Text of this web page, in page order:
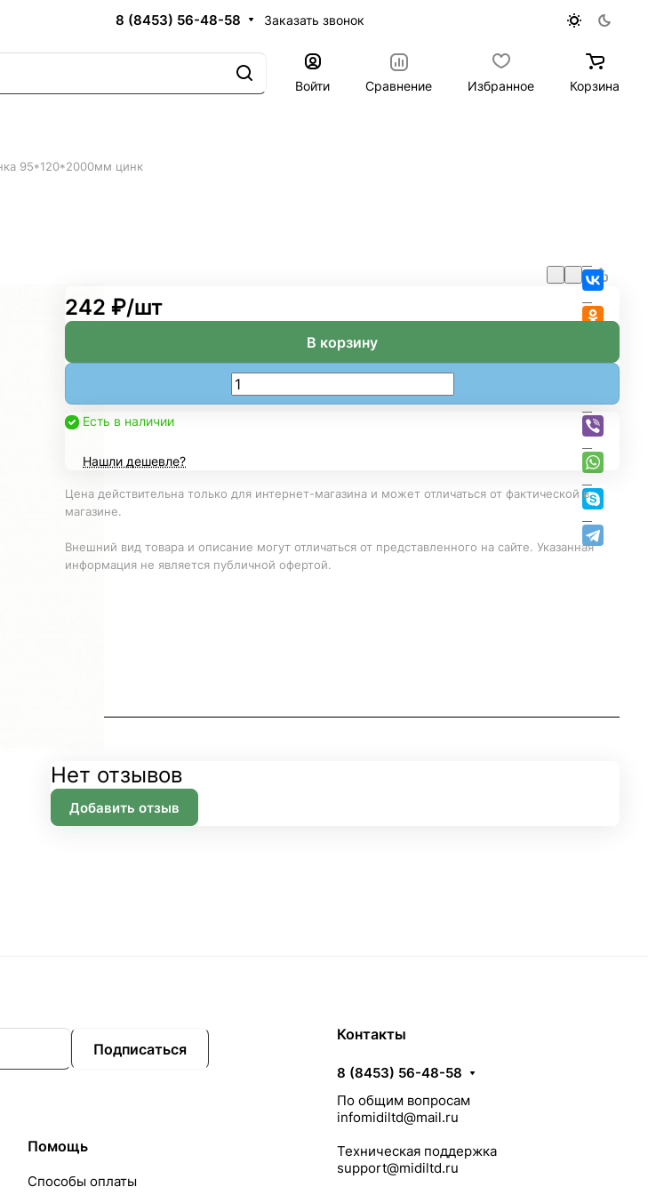
8 (8453) 56-48-58 Заказать звонок
Войти Сравнение Избранное Корзина
95*120*2000мм цинк
242 ₽/шт
В корзину
Есть в наличии
Нашли дешевле?
Цена действительна только для интернет-магазина и может отличаться от фактической в
магазине.
Внешний вид товара и описание могут отличаться от представленного на сайте. Указанная
информация не является публичной офертой.
Нет отзывов
Добавить отзыв
Подписаться
Помощь
Способы оплаты
Контакты
8 (8453) 56-48-58
По общим вопросам
infomidiltd@mail.ru
Техническая поддержка
support@midiltd.ru